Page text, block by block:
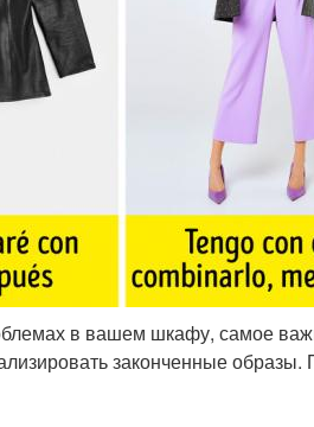
в вашем шкафу, самое
законченные образы.